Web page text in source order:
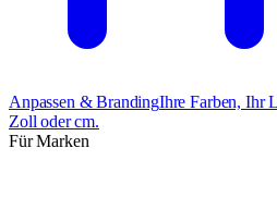
Anpassen & BrandingIhre Farben, Ihr
Zoll oder cm.
Für Marken